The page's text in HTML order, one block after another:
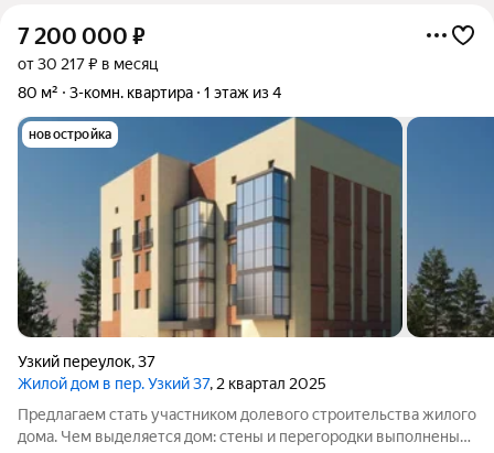
7 200 000 ₽
от 30 217 ₽ в месяц
80 м²
3-комн. квартира 1 этаж из 4
новостройка
Узкий переулок,37
Жилой дом в пер. Узкий 37, 2 квартал 2025
Предлагаем стать участником долевого строительства жилого
дома. Чем выделяется дом: стены и перегородки выполнены